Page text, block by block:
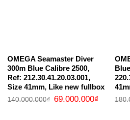
OMEGA Seamaster Diver
300m Blue Calibre 2500,
Ref: 212.30.41.20.03.001,
Size 41mm, Like new fullbox
140.000.000₫ Giá
gốc
69.000.000₫Giá